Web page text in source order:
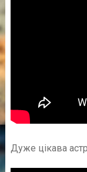
Дуже цікава